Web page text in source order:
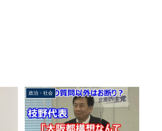
政治・社会